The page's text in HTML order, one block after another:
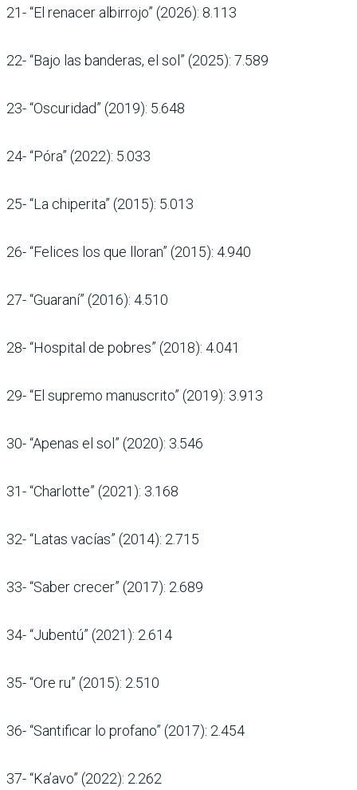
21- “El renacer albirrojo” (2026): 8.113
22- “Bajo las banderas, el sol” (2025): 7.589
23- “Oscuridad” (2019): 5.648
24- “Póra” (2022): 5.033
25- “La chiperita” (2015): 5.013
26- “Felices los que lloran” (2015): 4.940
27- “Guaraní” (2016): 4.510
28- “Hospital de pobres” (2018): 4.041
29- “El supremo manuscrito” (2019): 3.913
30- “Apenas el sol” (2020): 3.546
31- “Charlotte” (2021): 3.168
32- “Latas vacías” (2014): 2.715
33- “Saber crecer” (2017): 2.689
34- “Jubentú” (2021): 2.614
35- “Ore ru” (2015): 2.510
36- “Santificar lo profano” (2017): 2.454
37- “Ka’avo” (2022): 2.262